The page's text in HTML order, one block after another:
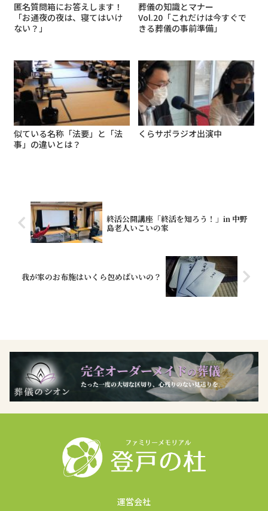
匿名質問箱にお答えします！
「お通夜の夜は、寝てはいけ
ない？」
葬儀の知識とマナー
Vol.20「これだけは今すぐで
きる葬儀の事前準備」
似ている名称「法要」と「法
事」の違いとは？
くらサポラジオ出演中
終活公開講座「終活を知ろう！」in 中野
島老人いこいの家
我が家のお布施はいくら包めばいいの？
運営会社